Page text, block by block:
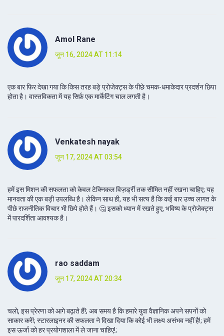
Amol Rane
जून 16, 2024 AT 11:14
एक बार फिर देखा गया कि किस तरह बड़े प्रोजेक्ट्स के पीछे चमक-धमाकेदार प्रदर्शन छिपा
होता है। वास्तविकता में यह सिर्फ़ एक मार्केटिंग चाल लगती है।
Venkatesh nayak
जून 17, 2024 AT 03:54
हमें इस मिशन की सफलता को केवल टेक्निकल विज़र्ड्री तक सीमित नहीं रखना चाहिए; यह
मानवता की एक बड़ी उपलब्धि है। लेकिन साथ ही, यह भी सत्य है कि कई बार उच्च लागत के
पीछे राजनीतिक विचार भी छिपे होते हैं। 🤔 इसको ध्यान में रखते हुए, भविष्य के प्रोजेक्ट्स
में पारदर्शिता आवश्यक है।
rao saddam
जून 17, 2024 AT 20:34
चलो, इस प्रेरणा को आगे बढ़ाते हैं!; अब समय है कि हमारे युवा वैज्ञानिक अपने सपनों को
साकार करें!; स्टारलाइनर की सफलता ने दिखा दिया कि कोई भी लक्ष्य असंभव नहीं है!; हमें
इस ऊर्जा को हर प्रयोगशाला में ले जाना चाहिए!;